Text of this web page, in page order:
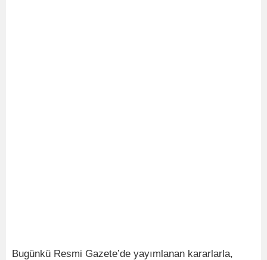
Bugünkü Resmi Gazete’de yayımlanan kararlarla,